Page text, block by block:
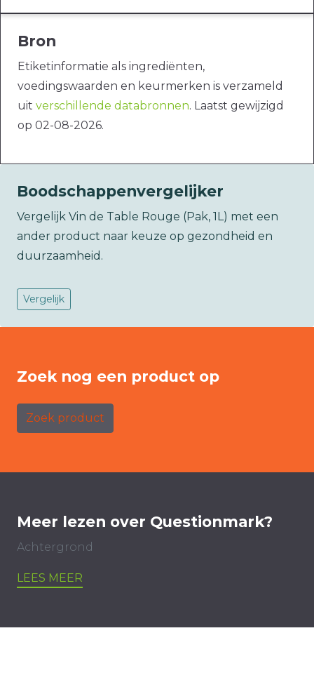
Bron
Etiketinformatie als ingrediënten,
voedingswaarden en keurmerken is verzameld
uit verschillende databronnen. Laatst gewijzigd
op 02-08-2026.
Boodschappenvergelijker
Vergelijk Vin de Table Rouge (Pak, 1L) met een
ander product naar keuze op gezondheid en
duurzaamheid.
Vergelijk
Zoek nog een product op
Zoek product
Meer lezen over Questionmark?
Achtergrond
LEES MEER